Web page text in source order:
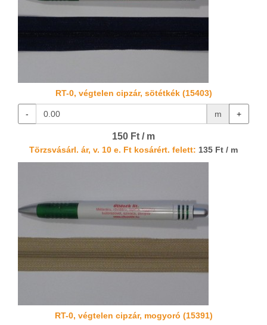
RT-0, végtelen cipzár, sötétkék (15403)
- m +
150 Ft / m
Törzsvásárl. ár, v. 10 e. Ft kosárért. felett: 135 Ft / m
RT-0, végtelen cipzár, mogyoró (15391)